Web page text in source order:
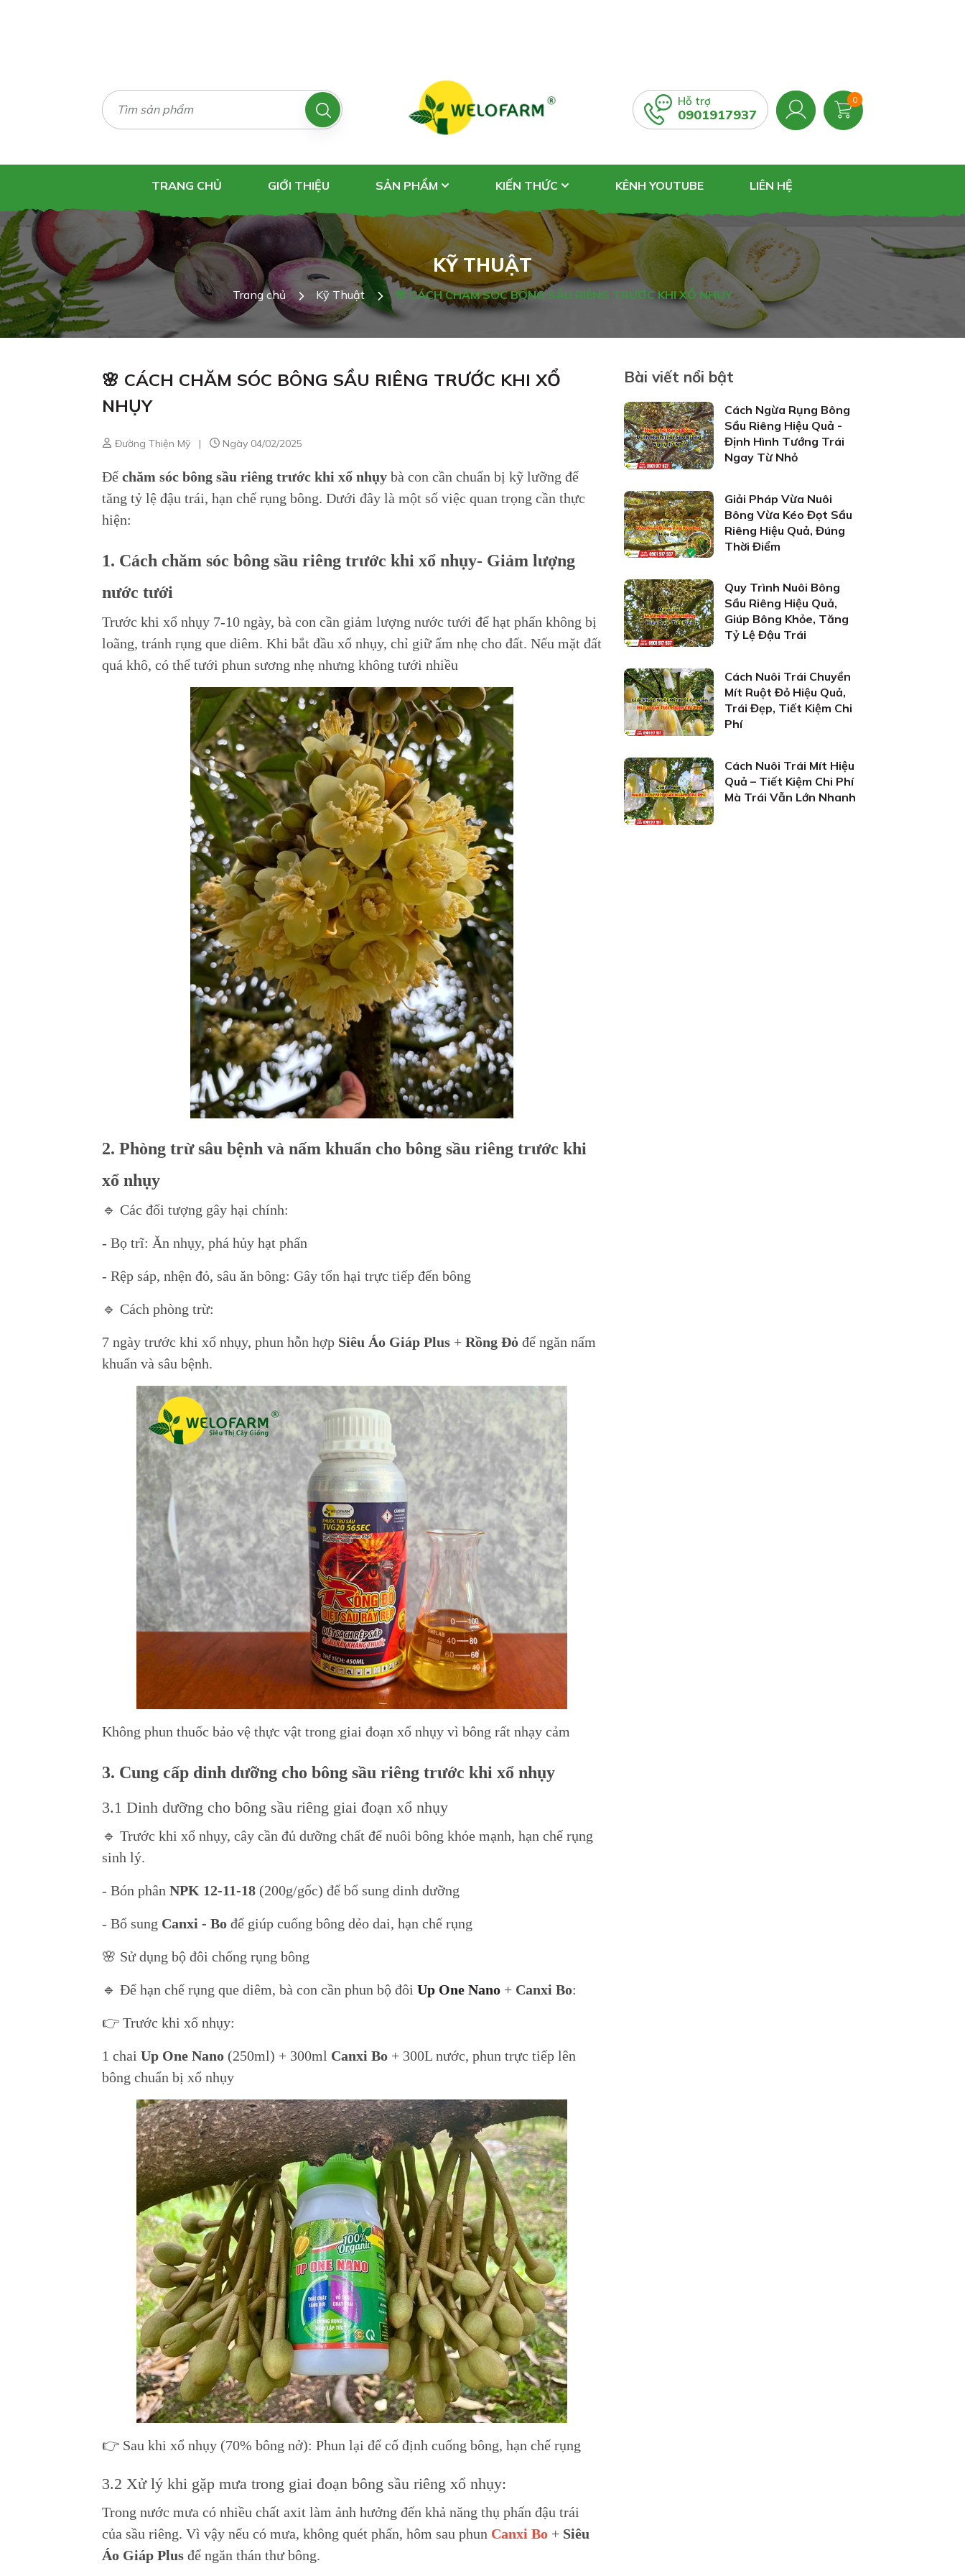
Hỗ trợ
0901917937
0
TRANG CHỦ GIỚI THIỆU SẢN PHẨM KIẾN THỨC KÊNH YOUTUBE LIÊN HỆ
KỸ THUẬT
Trang chủ Kỹ Thuật 🌸 CÁCH CHĂM SÓC BÔNG SẦU RIÊNG TRƯỚC KHI XỔ NHỤY
🌸 CÁCH CHĂM SÓC BÔNG SẦU RIÊNG TRƯỚC KHI XỔ
NHỤY
Đường Thiện Mỹ | Ngày 04/02/2025
Để chăm sóc bông sầu riêng trước khi xổ nhụy bà con cần chuẩn bị kỹ lưỡng để
tăng tỷ lệ đậu trái, hạn chế rụng bông. Dưới đây là một số việc quan trọng cần thực
hiện:
1. Cách chăm sóc bông sầu riêng trước khi xổ nhụy- Giảm lượng
nước tưới
Trước khi xổ nhụy 7-10 ngày, bà con cần giảm lượng nước tưới để hạt phấn không bị
loãng, tránh rụng que diêm. Khi bắt đầu xổ nhụy, chỉ giữ ẩm nhẹ cho đất. Nếu mặt đất
quá khô, có thể tưới phun sương nhẹ nhưng không tưới nhiều
2. Phòng trừ sâu bệnh và nấm khuẩn cho bông sầu riêng trước khi
xổ nhụy
🔹 Các đối tượng gây hại chính:
- Bọ trĩ: Ăn nhụy, phá hủy hạt phấn
- Rệp sáp, nhện đỏ, sâu ăn bông: Gây tổn hại trực tiếp đến bông
🔹 Cách phòng trừ:
7 ngày trước khi xổ nhụy, phun hỗn hợp Siêu Áo Giáp Plus + Rồng Đỏ để ngăn nấm
khuẩn và sâu bệnh.
Không phun thuốc bảo vệ thực vật trong giai đoạn xổ nhụy vì bông rất nhạy cảm
3. Cung cấp dinh dưỡng cho bông sầu riêng trước khi xổ nhụy
3.1 Dinh dưỡng cho bông sầu riêng giai đoạn xổ nhụy
🔹 Trước khi xổ nhụy, cây cần đủ dưỡng chất để nuôi bông khỏe mạnh, hạn chế rụng
sinh lý.
- Bón phân NPK 12-11-18 (200g/gốc) để bổ sung dinh dưỡng
- Bổ sung Canxi - Bo để giúp cuống bông dẻo dai, hạn chế rụng
🌸 Sử dụng bộ đôi chống rụng bông
🔹 Để hạn chế rụng que diêm, bà con cần phun bộ đôi Up One Nano + Canxi Bo:
👉 Trước khi xổ nhụy:
1 chai Up One Nano (250ml) + 300ml Canxi Bo + 300L nước, phun trực tiếp lên
bông chuẩn bị xổ nhụy
👉 Sau khi xổ nhụy (70% bông nở): Phun lại để cố định cuống bông, hạn chế rụng
3.2 Xử lý khi gặp mưa trong giai đoạn bông sầu riêng xổ nhụy:
Trong nước mưa có nhiều chất axit làm ảnh hưởng đến khả năng thụ phấn đậu trái
của sầu riêng. Vì vậy nếu có mưa, không quét phấn, hôm sau phun Canxi Bo + Siêu
Áo Giáp Plus để ngăn thán thư bông.
Bài viết nổi bật
Cách Ngừa Rụng Bông
Sầu Riêng Hiệu Quả -
Định Hình Tướng Trái
Ngay Từ Nhỏ
Giải Pháp Vừa Nuôi
Bông Vừa Kéo Đọt Sầu
Riêng Hiệu Quả, Đúng
Thời Điểm
Quy Trình Nuôi Bông
Sầu Riêng Hiệu Quả,
Giúp Bông Khỏe, Tăng
Tỷ Lệ Đậu Trái
Cách Nuôi Trái Chuyền
Mít Ruột Đỏ Hiệu Quả,
Trái Đẹp, Tiết Kiệm Chi
Phí
Cách Nuôi Trái Mít Hiệu
Quả – Tiết Kiệm Chi Phí
Mà Trái Vẫn Lớn Nhanh